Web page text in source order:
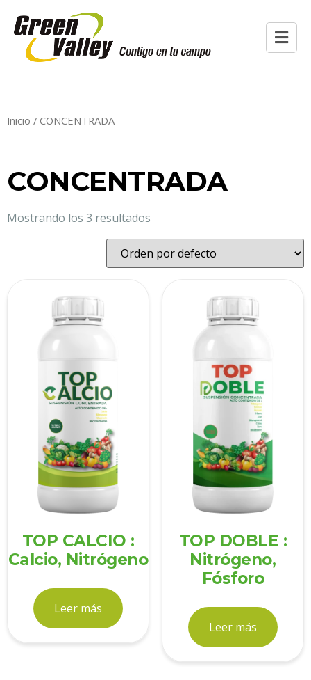
Inicio / CONCENTRADA
CONCENTRADA
Mostrando los 3 resultados
TOP CALCIO :
Calcio, Nitrógeno
Leer más
TOP DOBLE :
Nitrógeno,
Fósforo
Leer más